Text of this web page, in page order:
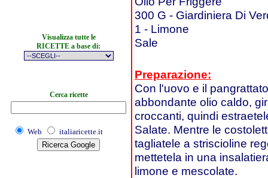
Visualizza tutte le
RICETTE a base di:
Cerca ricette
Web italiaricette.it
300 G - Giardiniera Di
1 - Limone
Sale
Preparazione:
Con l'uovo e il
abbondante olio caldo,
croccanti, quindi
Salate. Mentre le
tagliatele a striscioline
mettetela in una
limone e mescolate.